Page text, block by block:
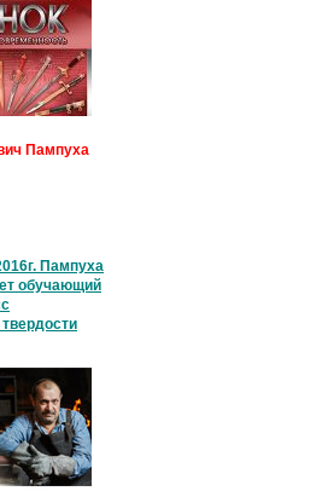
Пампуха
Пампуха
обучающий